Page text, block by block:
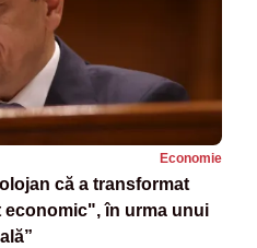
Economie
că a transformat
economic", în urma unui